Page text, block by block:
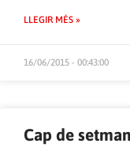
LLEGIR MÉS »
16/06/2015 - 00:43:00
Cap de